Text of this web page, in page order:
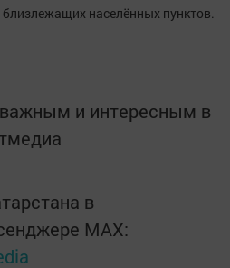
населённых пунктов.
и интересным в
в
MАХ: